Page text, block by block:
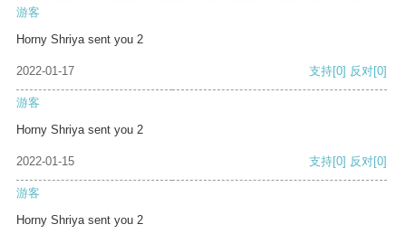
游客
Horny Shriya sent you 2
2022-01-17 支持[0] 反对[0]
游客
Horny Shriya sent you 2
2022-01-15 支持[0] 反对[0]
游客
Horny Shriya sent you 2